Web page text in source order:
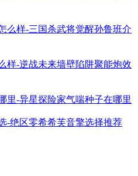
么样-三国杀武将觉醒孙鲁班介
样-逆战未来墙壁陷阱聚能炮效
里-异星探险家气喘种子在哪里
-绝区零希希芙音擎选择推荐